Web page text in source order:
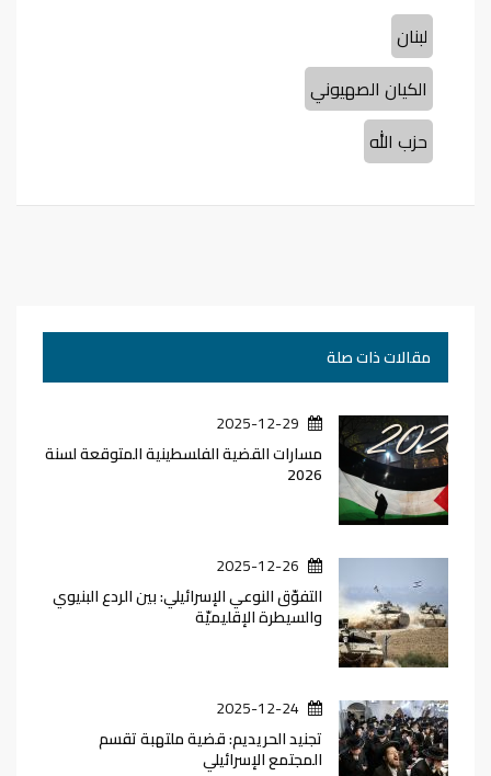
لبنان
الكيان الصهيوني
حزب الله
مقالات ذات صلة
2025-12-29
مسارات القضية الفلسطينية المتوقعة لسنة
2026
2025-12-26
التفوّق النوعي الإسرائيلي: بين الردع البنيوي
والسيطرة الإقليميّة
2025-12-24
تجنيد الحريديم: قضية ملتهبة تقسم
المجتمع الإسرائيلي